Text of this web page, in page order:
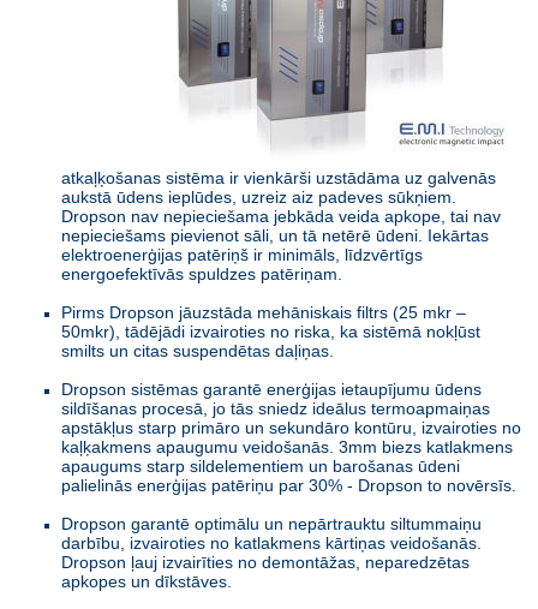
atkaļķošanas sistēma ir vienkārši uzstādāma uz galvenās
aukstā ūdens ieplūdes, uzreiz aiz padeves sūkņiem.
Dropson nav nepieciešama jebkāda veida apkope, tai nav
nepieciešams pievienot sāli, un tā netērē ūdeni. Iekārtas
elektroenerģijas patēriņš ir minimāls, līdzvērtīgs
energoefektīvās spuldzes patēriņam.
Pirms Dropson jāuzstāda mehāniskais filtrs (25 mkr –
50mkr), tādējādi izvairoties no riska, ka sistēmā nokļūst
smilts un citas suspendētas daļiņas.
Dropson sistēmas garantē enerģijas ietaupījumu ūdens
sildīšanas procesā, jo tās sniedz ideālus termoapmaiņas
apstākļus starp primāro un sekundāro kontūru, izvairoties no
kaļķakmens apaugumu veidošanās. 3mm biezs katlakmens
apaugums starp sildelementiem un barošanas ūdeni
palielinās enerģijas patēriņu par 30% - Dropson to novērsīs.
Dropson garantē optimālu un nepārtrauktu siltummaiņu
darbību, izvairoties no katlakmens kārtiņas veidošanās.
Dropson ļauj izvairīties no demontāžas, neparedzētas
apkopes un dīkstāves.